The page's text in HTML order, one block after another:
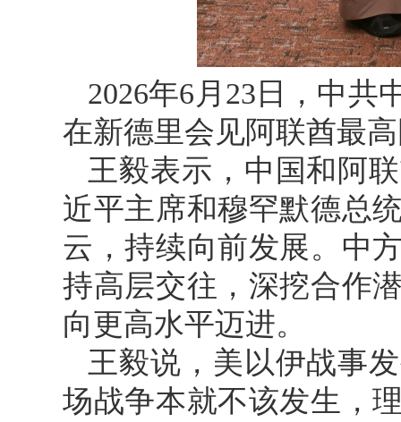
2026年6月23日，中共
在新德里会见阿联酋最
王毅表示，中国和阿
近平主席和穆罕默德总
云，持续向前发展。中
持高层交往，深挖合作
向更高水平迈进。
王毅说，美以伊战事
场战争本就不该发生，